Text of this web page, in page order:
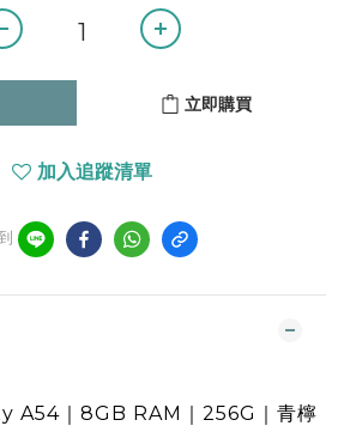
立即購買
加入追蹤清單
A54｜8GB RAM｜256G｜青檸